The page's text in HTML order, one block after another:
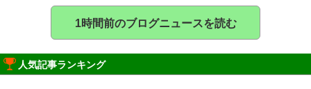
1時間前のブログニュースを読む
人気記事ランキング